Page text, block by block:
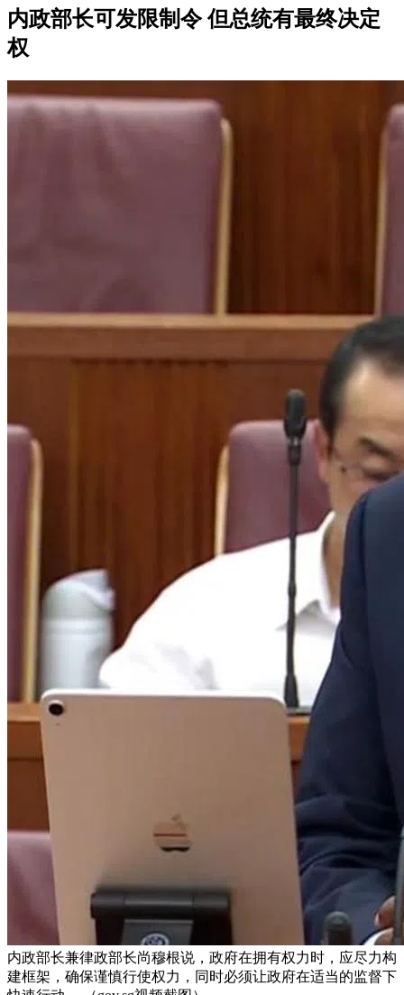
内政部长可发限制令 但总统有最终决定
权
内政部长兼律政部长尚穆根说，政府在拥有权力时，应尽力构
建框架，确保谨慎行使权力，同时必须让政府在适当的监督下